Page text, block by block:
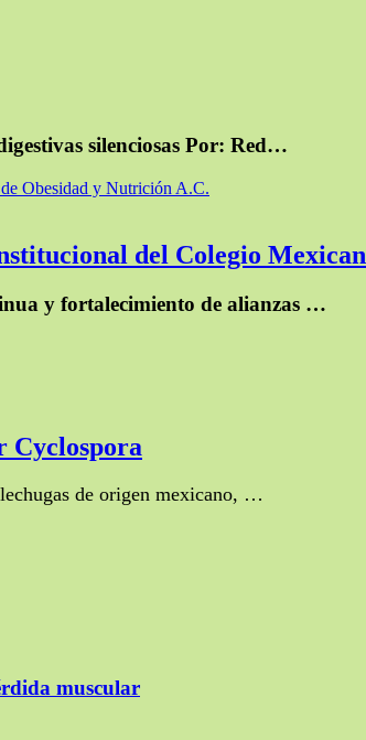
silenciosas Por: Red…
Obesidad y Nutrición A.C.
del Colegio
y fortalecimiento de alianzas …
Cyclospora
de origen mexicano, …
muscular